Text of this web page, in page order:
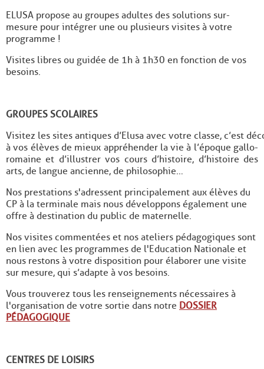
ELUSA propose au groupes adultes des solutions sur-
mesure pour intégrer une ou plusieurs visites à votre
programme !
Visites libres ou guidée de 1h à 1h30 en fonction de vos
besoins.
GROUPES SCOLAIRES
Visitez les sites antiques d’Elusa avec votre classe, c’est
à vos élèves de mieux appréhender la vie à l’époque gallo-
romaine et d’illustrer vos cours d’histoire, d’histoire des
arts, de langue ancienne, de philosophie…
Nos prestations s'adressent principalement aux élèves du
CP à la terminale mais nous développons également une
offre à destination du public de maternelle.
Nos visites commentées et nos ateliers pédagogiques sont
en lien avec les programmes de l'Education Nationale et
nous restons à votre disposition pour élaborer une visite
sur mesure, qui s’adapte à vos besoins.
Vous trouverez tous les renseignements nécessaires à
l'organisation de votre sortie dans notre DOSSIER
PÉDAGOGIQUE
CENTRES DE LOISIRS